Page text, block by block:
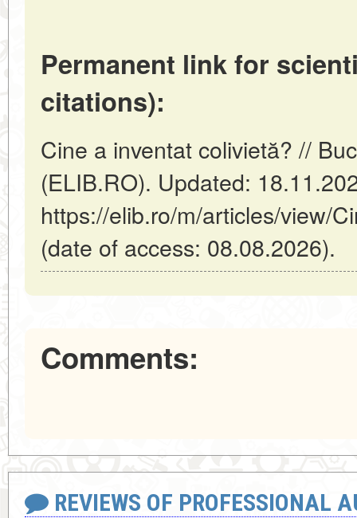
Permanent link for
citations):
Cine a inventat colivietă? //
(ELIB.RO). Updated:
https://elib.ro/m/articles/view/
(date of access: 08.08.2026).
Comments:
REVIEWS OF PROFESSIONAL